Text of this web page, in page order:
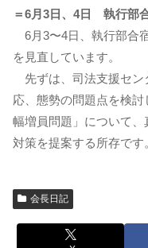
＝6月3日、4日 執行部
6月3〜4日、執行部合
を見直しています。
先ずは、司法支援セン
応、態勢の問題点を検
幅増員問題」について
対策を提案する所存です
会長日記